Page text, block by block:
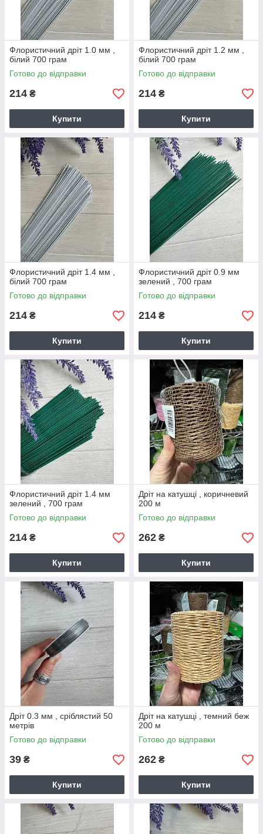
Флористичний дріт 1.0 мм ,
білий 700 грам
Готово до відправки
214 ₴
Купити
Флористичний дріт 1.2 мм ,
білий 700 грам
Готово до відправки
214 ₴
Купити
Флористичний дріт 1.4 мм ,
білий 700 грам
Готово до відправки
214 ₴
Купити
Флористичний дріт 0.9 мм
зелений , 700 грам
Готово до відправки
214 ₴
Купити
Флористичний дріт 1.4 мм
зелений , 700 грам
Готово до відправки
214 ₴
Купити
Дріт на катушці , коричневий
200 м
Готово до відправки
262 ₴
Купити
Дріт 0.3 мм , сріблястий 50
метрів
Готово до відправки
39 ₴
Купити
Дріт на катушці , темний беж
200 м
Готово до відправки
262 ₴
Купити